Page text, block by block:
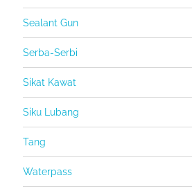
Sealant Gun
Serba-Serbi
Sikat Kawat
Siku Lubang
Tang
Waterpass